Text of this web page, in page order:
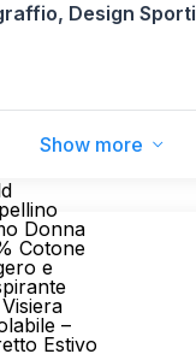
Design
Viaggio, Lavoro
Show more
Donna
Cotone
e
–
Estivo